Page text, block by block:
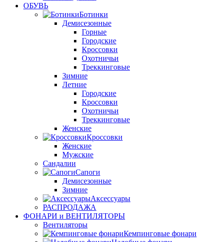
ОБУВЬ
Ботинки
Демисезонные
Горные
Городские
Кроссовки
Охотничьи
Треккинговые
Зимние
Летние
Городские
Кроссовки
Охотничьи
Треккинговые
Женские
Кроссовки
Женские
Мужские
Сандалии
Сапоги
Демисезонные
Зимние
Аксессуары
РАСПРОДАЖА
ФОНАРИ и ВЕНТИЛЯТОРЫ
Вентиляторы
Кемпинговые фонари